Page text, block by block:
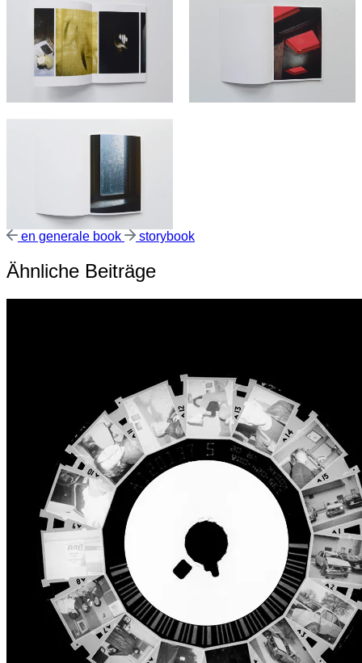
Vorheriger
en generale book
Nächster
storybook
Ähnliche Beiträge